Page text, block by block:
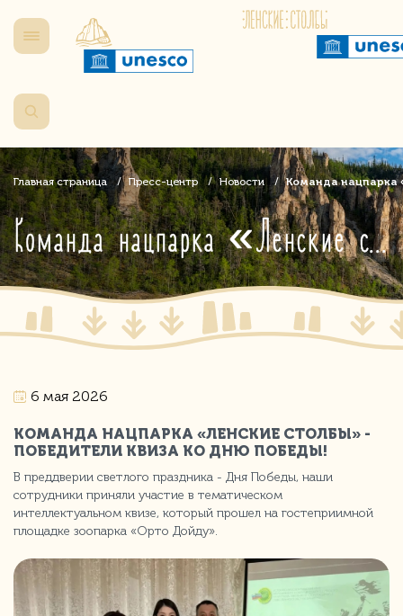
Главная страница Пресс-центр Новости Команда нацпарка
Команда нацпарка «Ленские столбы» - победители квиза ко Дню Победы!
6 мая 2026
КОМАНДА НАЦПАРКА «ЛЕНСКИЕ СТОЛБЫ» -
ПОБЕДИТЕЛИ КВИЗА КО ДНЮ ПОБЕДЫ!
В преддверии светлого праздника - Дня Победы, наши
сотрудники приняли участие в тематическом
интеллектуальном квизе, который прошел на гостеприимной
площадке зоопарка «Орто Дойду».